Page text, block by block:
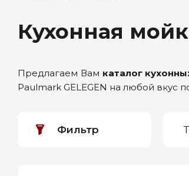
Кухонная
Предлагаем Вам каталог
Paulmark GELEGEN на любой вкус
Фильтр